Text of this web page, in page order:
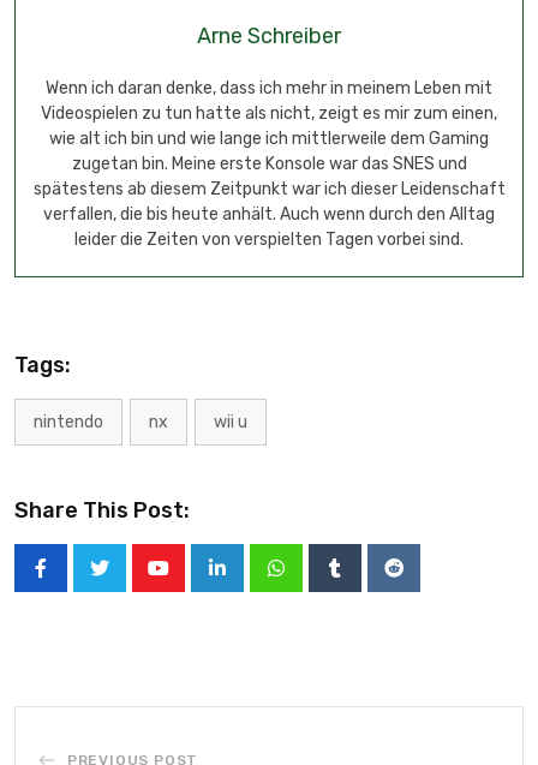
Arne Schreiber
Wenn ich daran denke, dass ich mehr in meinem Leben mit
Videospielen zu tun hatte als nicht, zeigt es mir zum einen,
wie alt ich bin und wie lange ich mittlerweile dem Gaming
zugetan bin. Meine erste Konsole war das SNES und
spätestens ab diesem Zeitpunkt war ich dieser Leidenschaft
verfallen, die bis heute anhält. Auch wenn durch den Alltag
leider die Zeiten von verspielten Tagen vorbei sind.
Tags:
nintendo nx wii u
Share This Post:
PREVIOUS POST